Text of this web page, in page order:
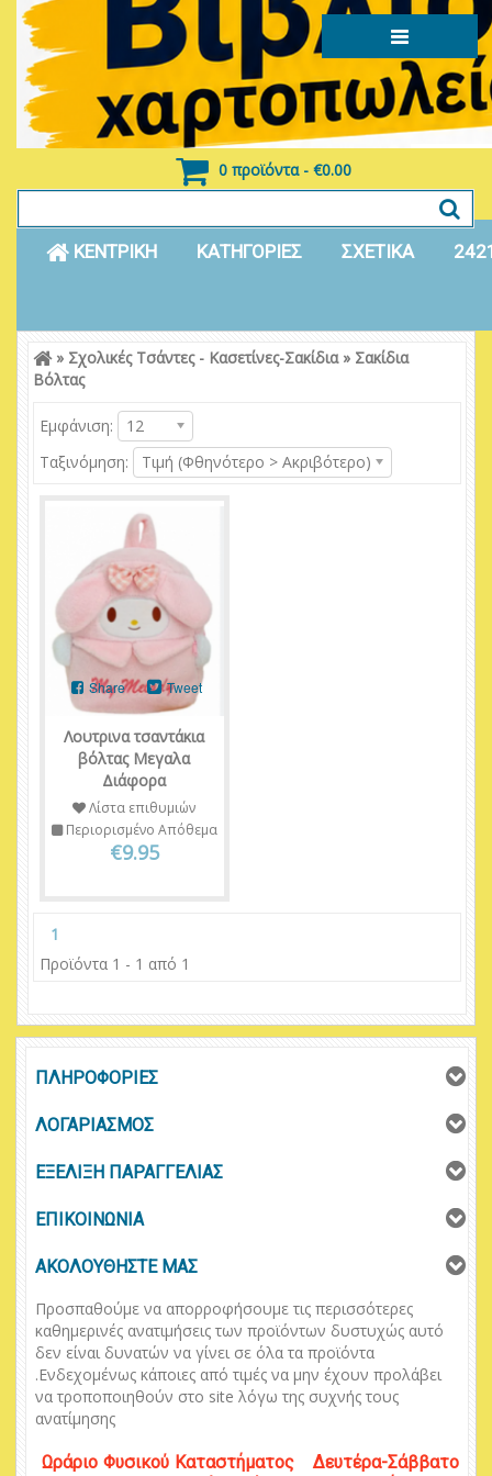
0 προϊόντα - €0.00
ΚΕΝΤΡΙΚΗ ΚΑΤΗΓΟΡΙΕΣ ΣΧΕΤΙΚΑ
Είσοδος Εγγραφή
» Σχολικές Τσάντες - Κασετίνες-Σακίδια» Σακίδια
Βόλτας
Εμφάνιση:
12
Ταξινόμηση:
Τιμή (Φθηνότερο > Ακριβότερο)
Λουτρινα τσαντάκια
βόλτας Μεγαλα
Διάφορα
Share Tweet
Λίστα επιθυμιών
Περιορισμένο Απόθεμα
€9.95
1
Προϊόντα 1 - 1 από 1
ΠΛΗΡΟΦΟΡΙΕΣ
ΛΟΓΑΡΙΑΣΜΟΣ
ΕΞΕΛΙΞΗ ΠΑΡΑΓΓΕΛΙΑΣ
ΕΠΙΚΟΙΝΩΝΙΑ
ΑΚΟΛΟΥΘΗΣΤΕ ΜΑΣ
Προσπαθούμε να απορροφήσουμε τις περισσότερες
καθημερινές ανατιμήσεις των προϊόντων δυστυχώς αυτό
δεν είναι δυνατών να γίνει σε όλα τα προϊόντα
.Ενδεχομένως κάποιες από τιμές να μην έχουν προλάβει
να τροποποιηθούν στο site λόγω της συχνής τους
ανατίμησης
Ωράριο Φυσικού Καταστήματος Δευτέρα-Σάββατο